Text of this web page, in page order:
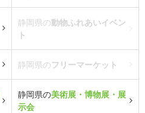
静岡県の動物ふれあいイベン
ト
静岡県のフリーマーケット
静岡県の美術展・博物展・展
示会